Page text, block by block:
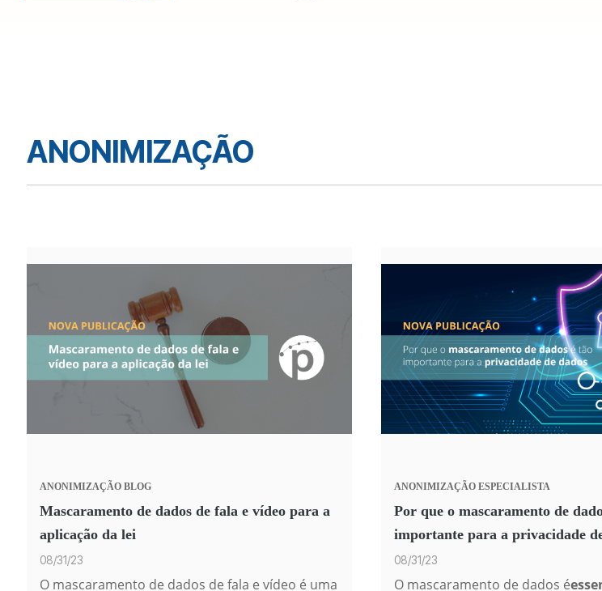
ANONIMIZAÇÃO
ANONIMIZAÇÃO BLOG
Mascaramento de dados de fala e vídeo para a
aplicação da lei
08/31/23
O mascaramento de dados de fala e vídeo é uma
ANONIMIZAÇÃO ESPECIALISTA
Por que o mascaramento de
importante para a privacidade
08/31/23
O mascaramento de dados é